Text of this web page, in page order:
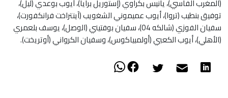
(المغرب الفاسي)، يانيس بكراوي (إستوريل برايا)، أيوب بوعدي (ليل)،
توفيق بنطيب (تروا)، أيوب عميموني الشغويب (آينتراخت فرانكفورت)،
سفيان الفوزي (شالكه 04)، سفيان بوفتيني (الوصل)، يوسف بلعمري
(الأهلي)، أيوب الكعبي (أولمبياكوس)، وسفيان الكرواني (أوتريخت).